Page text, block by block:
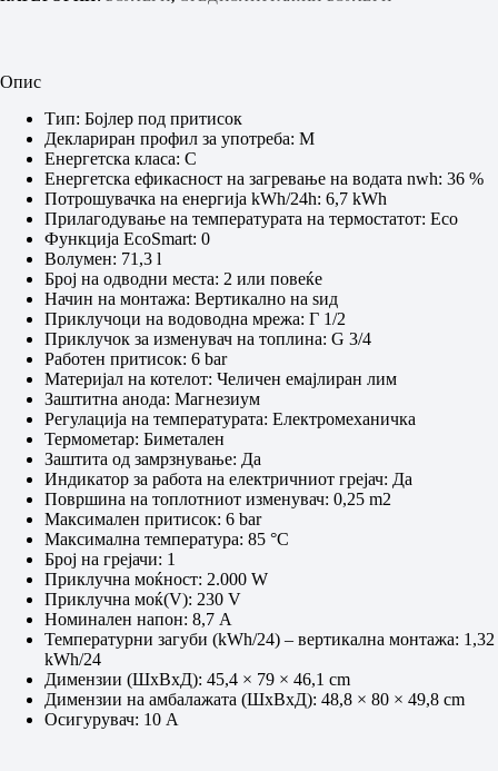
Опис
Тип: Бојлер под притисок
Деклариран профил за употреба: М
Енергетска класа: C
Енергетска ефикасност на загревање на водата nwh: 36 %
Потрошувачка на енергија kWh/24h: 6,7 kWh
Прилагодување на температурата на термостатот: Eco
Функција EcoSmart: 0
Волумен: 71,3 l
Број на одводни места: 2 или повеќе
Начин на монтажа: Вертикално на ѕид
Приклучоци на водоводна мрежа: Г 1/2
Приклучок за изменувач на топлина: G 3/4
Работен притисок: 6 bar
Материјал на котелот: Челичен емајлиран лим
Заштитна анода: Магнезиум
Регулација на температурата: Електромеханичка
Термометар: Биметален
Заштита од замрзнување: Да
Индикатор за работа на електричниот грејач: Да
Површина на топлотниот изменувач: 0,25 m2
Максимален притисок: 6 bar
Максимална температура: 85 °C
Број на грејачи: 1
Приклучна моќност: 2.000 W
Приклучна моќ(V): 230 V
Номинален напон: 8,7 A
Температурни загуби (kWh/24) – вертикална монтажа: 1,32
kWh/24
Димензии (ШxВxД): 45,4 × 79 × 46,1 cm
Димензии на амбалажата (ШxВxД): 48,8 × 80 × 49,8 cm
Осигурувач: 10 A